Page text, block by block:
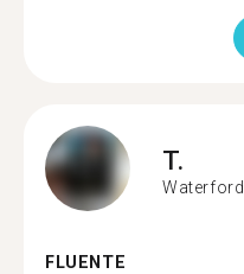
T.
Waterford
FLUENTE